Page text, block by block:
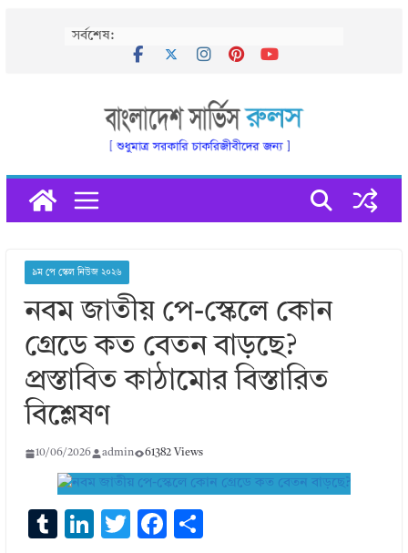
সর্বশেষ:
৯ম পে স্কেল নিউজ ২০২৬
নবম জাতীয় পে-স্কেলে কোন
গ্রেডে কত বেতন বাড়ছে?
প্রস্তাবিত কাঠামোর বিস্তারিত
বিশ্লেষণ
10/06/2026 admin 61382 Views
T
Li
T
F